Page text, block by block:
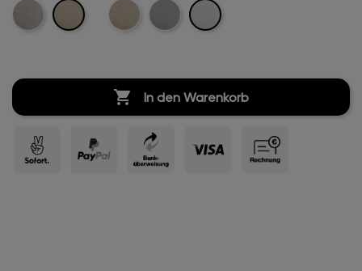
Velvet Boucle
Beige-
Hellgrau-Schneeweiß-
Boucle
 In den Warenkorb